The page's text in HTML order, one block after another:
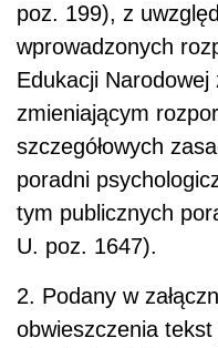
poz. 199), z
wprowadzonych
Edukacji
zmieniającym
szczegółowych
poradni
tym publicznych
U. poz. 1647).
2. Podany w
obwieszczenia